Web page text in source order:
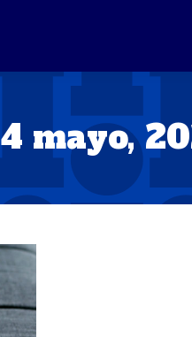
4 mayo,